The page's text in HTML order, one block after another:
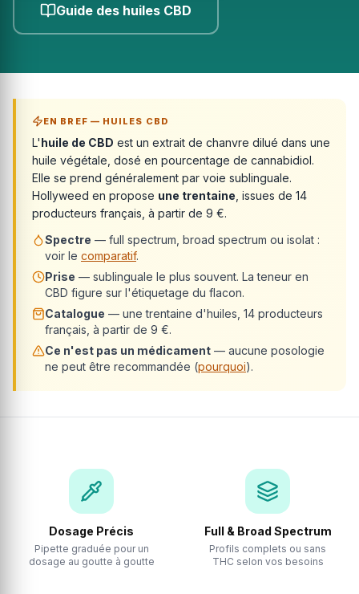
Guide des huiles CBD
EN BREF — HUILES CBD
L'huile de CBD est un extrait de chanvre dilué dans une
huile végétale, dosé en pourcentage de cannabidiol.
Elle se prend généralement par voie sublinguale.
Hollyweed en propose une trentaine , issues de 14
producteurs français, à partir de 9 €.
Spectre — full spectrum, broad spectrum ou isolat :
voir le comparatif.
Prise — sublinguale le plus souvent. La teneur en
CBD figure sur l'étiquetage du flacon.
Catalogue — une trentaine d'huiles, 14 producteurs
français, à partir de 9 €.
Ce n'est pas un médicament — aucune posologie
ne peut être recommandée (pourquoi).
Dosage Précis
Pipette graduée pour un
dosage au goutte à goutte
Full & Broad Spectrum
Profils complets ou sans
THC selon vos besoins